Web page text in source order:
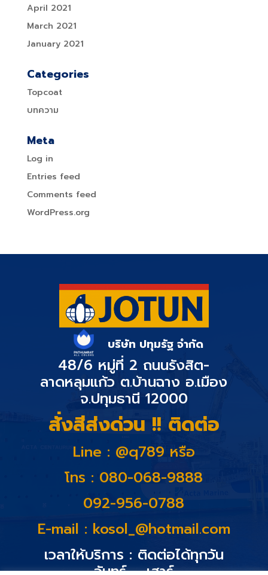
April 2021
March 2021
January 2021
Categories
Topcoat
บทความ
Meta
Log in
Entries feed
Comments feed
WordPress.org
บริษัท ปทุมรัฐ จำกัด
48/6 หมู่ที่ 2 ถนนรังสิต-
ลาดหลุมแก้ว ต.บ้านฉาง อ.เมือง
จ.ปทุมธานี 12000
สั่งสีส่งด่วน !! ติดต่อ
Line : @q789 หรือ
โทร : 080-068-9888
092-956-0788
E-mail : kosol_@hotmail.com
เวลาให้บริการ : ติดต่อได้ทุกวัน